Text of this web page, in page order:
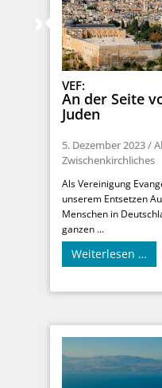
VEF:
An der Seite
Juden
5. Dezember 2023/
Zwischenkirchliches
Als Vereinigung
unserem Entsetzen
Menschen in
ganzen ...
Weiterlesen …